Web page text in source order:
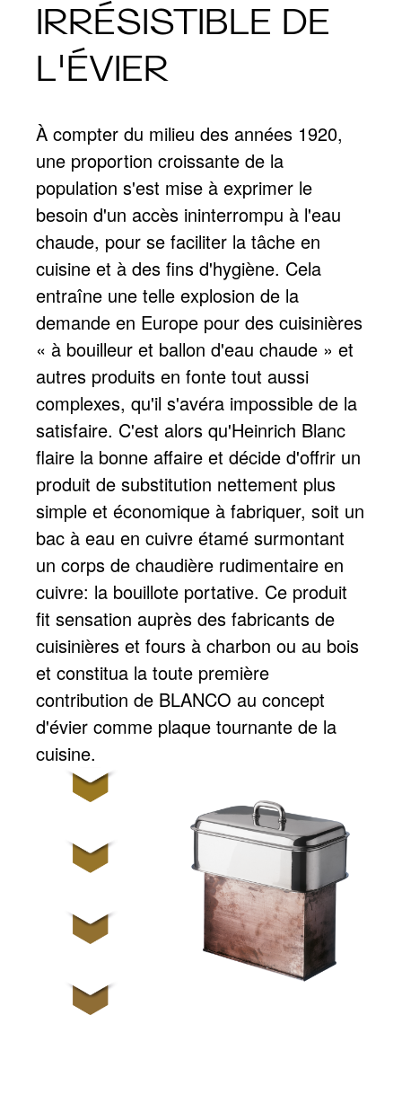
IRRÉSISTIBLE DE
L'ÉVIER
À compter du milieu des années 1920,
une proportion croissante de la
population s'est mise à exprimer le
besoin d'un accès ininterrompu à l'eau
chaude, pour se faciliter la tâche en
cuisine et à des fins d'hygiène. Cela
entraîne une telle explosion de la
demande en Europe pour des cuisinières
« à bouilleur et ballon d'eau chaude » et
autres produits en fonte tout aussi
complexes, qu'il s'avéra impossible de la
satisfaire. C'est alors qu'Heinrich Blanc
flaire la bonne affaire et décide d'offrir un
produit de substitution nettement plus
simple et économique à fabriquer, soit un
bac à eau en cuivre étamé surmontant
un corps de chaudière rudimentaire en
cuivre: la bouillote portative. Ce produit
fit sensation auprès des fabricants de
cuisinières et fours à charbon ou au bois
et constitua la toute première
contribution de BLANCO au concept
d'évier comme plaque tournante de la
cuisine.